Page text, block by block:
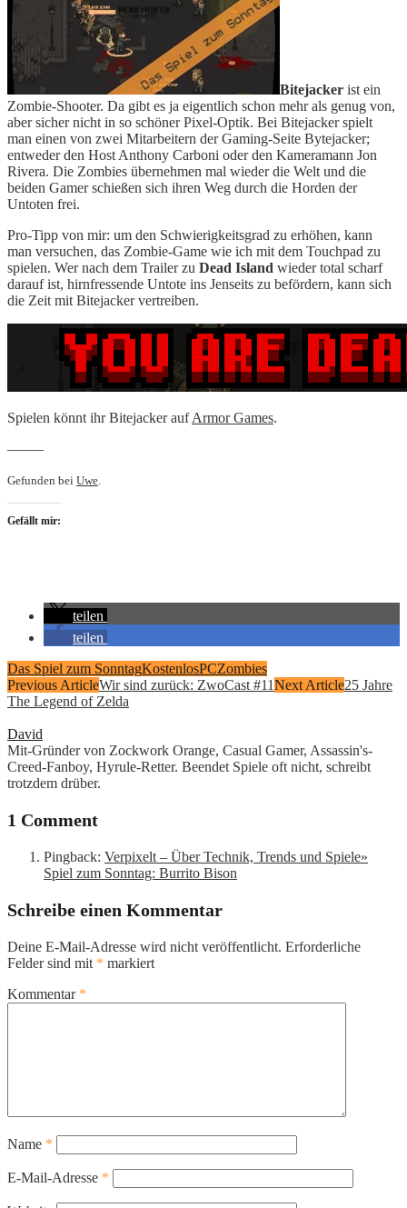
Bitejacker ist ein
Zombie-Shooter. Da gibt es ja eigentlich schon mehr als genug von,
aber sicher nicht in so schöner Pixel-Optik. Bei Bitejacker spielt
man einen von zwei Mitarbeitern der Gaming-Seite Bytejacker;
entweder den Host Anthony Carboni oder den Kameramann Jon
Rivera. Die Zombies übernehmen mal wieder die Welt und die
beiden Gamer schießen sich ihren Weg durch die Horden der
Untoten frei.
Pro-Tipp von mir: um den Schwierigkeitsgrad zu erhöhen, kann
man versuchen, das Zombie-Game wie ich mit dem Touchpad zu
spielen. Wer nach dem Trailer zu Dead Island wieder total scharf
darauf ist, hirnfressende Untote ins Jenseits zu befördern, kann sich
die Zeit mit Bitejacker vertreiben.
Spielen könnt ihr Bitejacker aufArmor Games.
——–
Gefunden bei Uwe
Gefällt mir:
teilen
teilen
Das Spiel zum SonntagKostenlosPCZombies
Previous ArticleWir sind zurück: ZwoCast #11Next Article25 Jahre
The Legend of Zelda
David
Mit-Gründer von Zockwork Orange, Casual Gamer, Assassin's-
Creed-Fanboy, Hyrule-Retter. Beendet Spiele oft nicht, schreibt
trotzdem drüber.
1 Comment
Pingback: Verpixelt – Über Technik, Trends und Spiele»
Spiel zum Sonntag: Burrito Bison
Schreibe einen Kommentar
Deine E-Mail-Adresse wird nicht veröffentlicht. Erforderliche
Felder sind mit * markiert
Kommentar *
Name *
E-Mail-Adresse *